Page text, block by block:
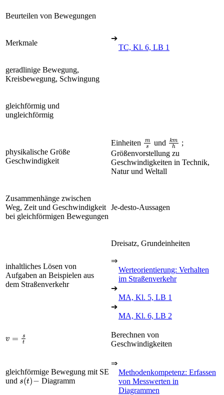
Beurteilen von Bewegungen
Merkmale
➔
TC, Kl. 6, LB 1
geradlinige Bewegung,
Kreisbewegung, Schwingung
gleichförmig und
ungleichförmig
physikalische Größe
Geschwindigkeit
Einheiten ms und km ;
Größenvorstellung zu
Geschwindigkeiten in Technik,
Natur und Weltall
Zusammenhänge zwischen
Weg, Zeit und Geschwindigkeit
bei gleichförmigen Bewegungen
Je-desto-Aussagen
inhaltliches Lösen von
Aufgaben an Beispielen aus
dem Straßenverkehr
Dreisatz, Grundeinheiten
⇒
Werteorientierung: Verhalten
im Straßenverkehr
➔
MA, Kl. 5, LB 1
➔
MA, Kl. 6, LB 2
Berechnen von
Geschwindigkeiten
gleichförmige Bewegung mit SE
und st- Diagramm
⇒
Methodenkompetenz: Erfassen
von Messwerten in
Diagrammen